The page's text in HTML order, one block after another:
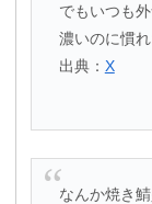
でもいつも
濃いのに慣
出典： X
なんか焼き